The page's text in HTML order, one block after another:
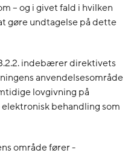
– og i givet fald i hvilken
gøre undtagelse på dette
indebærer direktivets
anvendelsesområde
lovgivning på
behandling som
område fører -